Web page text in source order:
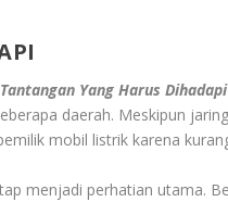
Tantangan Yang Harus Dihadapi
daerah. Meskipun
mobil listrik karena
menjadi perhatian utama.